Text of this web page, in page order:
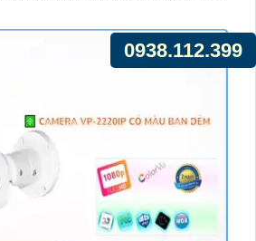
0938.112.399